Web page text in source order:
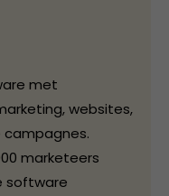
met
websites,
marketeers
software